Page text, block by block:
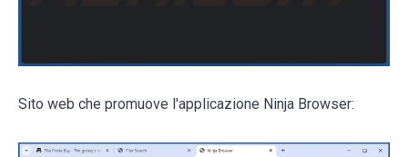
Sito web che promuove l'applicazione Ninja Browser: